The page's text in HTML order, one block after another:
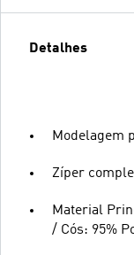
Detalhes
Modelagem
Zíper
Material
/ Cós: 95%